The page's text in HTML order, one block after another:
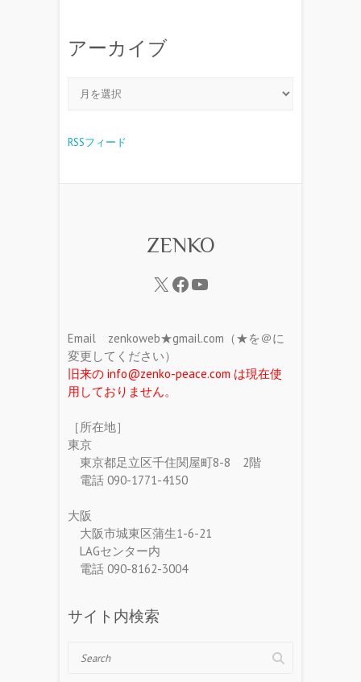
アーカイブ
RSSフィード
ZENKO
Email zenkoweb★gmail.com（★を＠に
変更してください）
旧来の info@zenko-peace.com は現在使
用しておりません。
［所在地］
東京
東京都足立区千住関屋町8-8 2階
電話 090-1771-4150
大阪
大阪市城東区蒲生1-6-21
LAGセンター内
電話 090-8162-3004
サイト内検索
Search